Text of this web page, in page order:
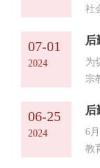
防
位
细
任
社
07-01
2024
后
为
宗
关
一
生
06-25
2024
后
6
教